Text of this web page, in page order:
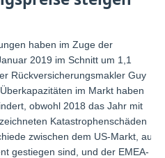
haben im Zuge der
2019 im Schnitt um 1,1
Rückversicherungsmakler Guy
im Markt haben
obwohl 2018 das Jahr mit
Katastrophenschäden
zwischen dem US-Markt, auf
gestiegen sind, und der EMEA-